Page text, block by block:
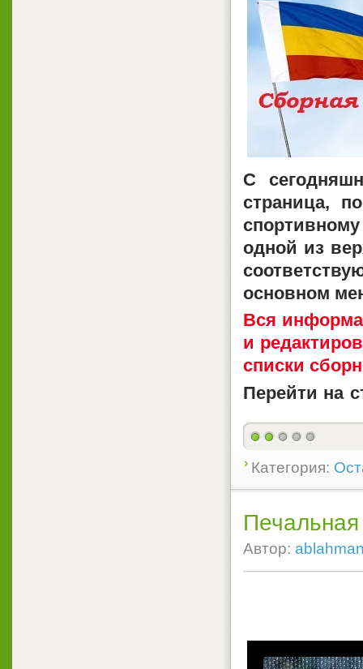
С
страница,
одной из
основном
Вся
и
списки
Перейти на
Категория:
Автор: